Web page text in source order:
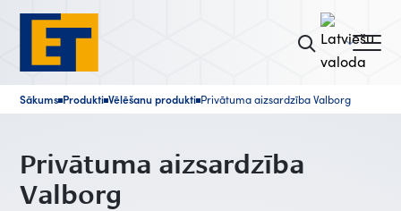
Sākums■Produkti■Vēlēšanu produkti■Privātuma aizsardzība Valborg
Privātuma aizsardzība
Valborg